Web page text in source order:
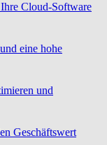
Cloud-Software
eine hohe
und
Geschäftswert